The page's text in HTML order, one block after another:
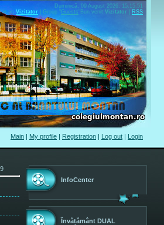
Duminică, 09 August 2026, 15.15.51
in as Vizitator Group "Guests" Bun venit Vizitator RSS
Main | My profile | Registration | Log out | Login
InfoCenter
Învățământ DUAL